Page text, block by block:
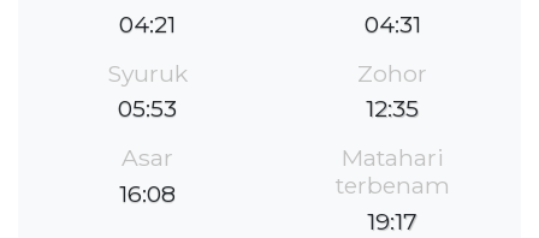
04:21
04:31
Syuruk
05:53
Zohor
12:35
Asar
16:08
Matahari
terbenam
19:17